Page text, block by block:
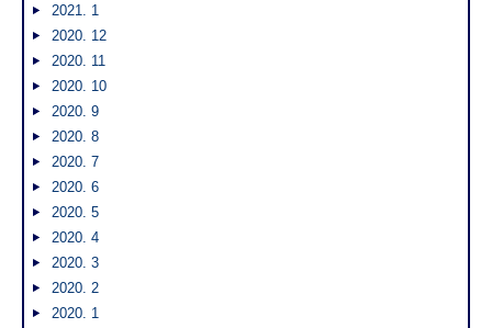
2021. 1
2020. 12
2020. 11
2020. 10
2020. 9
2020. 8
2020. 7
2020. 6
2020. 5
2020. 4
2020. 3
2020. 2
2020. 1